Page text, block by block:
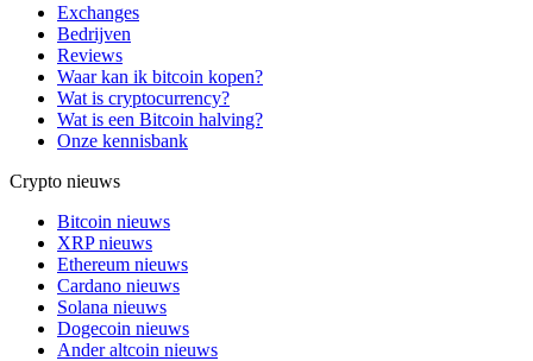
Exchanges
Bedrijven
Reviews
Waar kan ik bitcoin kopen?
Wat is cryptocurrency?
Wat is een Bitcoin halving?
Onze kennisbank
Crypto nieuws
Bitcoin nieuws
XRP nieuws
Ethereum nieuws
Cardano nieuws
Solana nieuws
Dogecoin nieuws
Ander altcoin nieuws